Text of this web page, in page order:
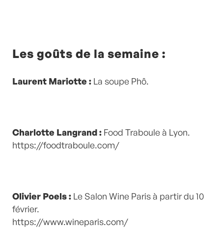
Les goûts de la semaine :
Laurent Mariotte : La soupe Phô.
Charlotte Langrand : Food Traboule à Lyon.
https://foodtraboule.com/
Olivier Poels : Le Salon Wine Paris à partir du 10
février.
https://www.wineparis.com/